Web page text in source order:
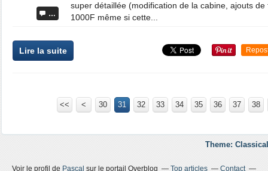
…
super détaillée (modification de la cabine, ajouts
1000F même si cette...
Lire la suite
<< < 10
20
30 31 32 33 34 35 36 37 38
Theme:
Voir le profil de Pascal sur le portail Overblog Top articles Contact